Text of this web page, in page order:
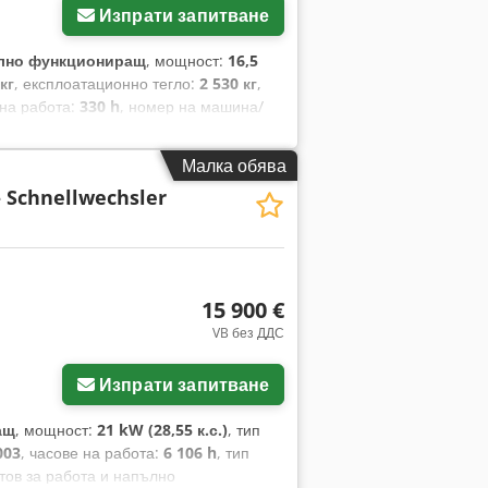
Изпрати запитване
функциониращ, мощност: 16,5
, експлоатационно тегло: 2 530 кг,
работа: 330 h, номер на машина/
регулируемо шаси
Services. Codpfoy Ub S Djx Amrjrf
основно за изравняване на
Работно тегло*: 2530 кг
1500 мм Обща височина: 2430 мм
16,5 kW Мощност според ISO
Powertilt (наклон на кофата на
Малка обява
Schnellwechsler
15 900 €
VB без ДДС
Изпрати запитване
, мощност: 21 kW (28,55 к.с.), тип
, часове на работа: 6 106 h, тип
за работа и напълно